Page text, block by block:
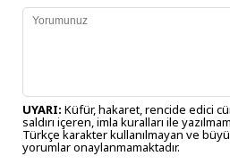
UYARI: Küfür, hakaret, rencide edici
saldırı içeren, imla kuralları ile
Türkçe karakter kullanılmayan ve
yorumlar onaylanmamaktadır.